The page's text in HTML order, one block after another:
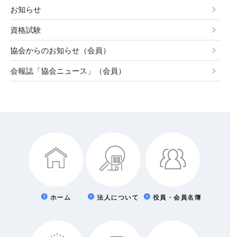
お知らせ
資格試験
協会からのお知らせ（会員）
会報誌「協会ニュース」（会員）
ホーム 法人について 役員・会員名簿